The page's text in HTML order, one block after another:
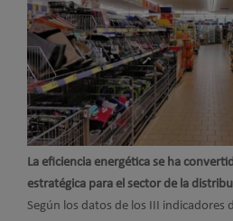
La eficiencia energética se ha
estratégica para el sector de la
Según los datos de los III indicadores